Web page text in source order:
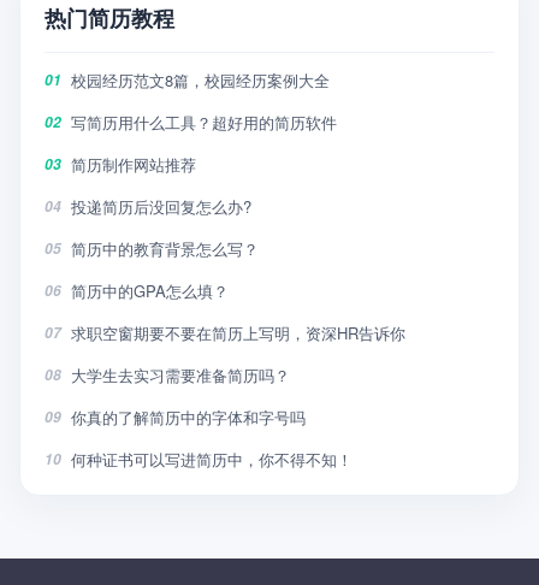
热门简历教程
01 校园经历范文8篇，校园经历案例大全
02 写简历用什么工具？超好用的简历软件
03 简历制作网站推荐
04 投递简历后没回复怎么办?
05 简历中的教育背景怎么写？
06 简历中的GPA怎么填？
07 求职空窗期要不要在简历上写明，资深HR告诉你
08 大学生去实习需要准备简历吗？
09 你真的了解简历中的字体和字号吗
10 何种证书可以写进简历中，你不得不知！